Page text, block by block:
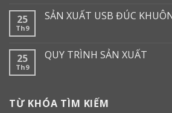
25
Th9
SẢN XUẤT USB ĐÚC
25
Th9
QUY TRÌNH SẢN XUẤT
TỪ KHÓA TÌM KIẾM